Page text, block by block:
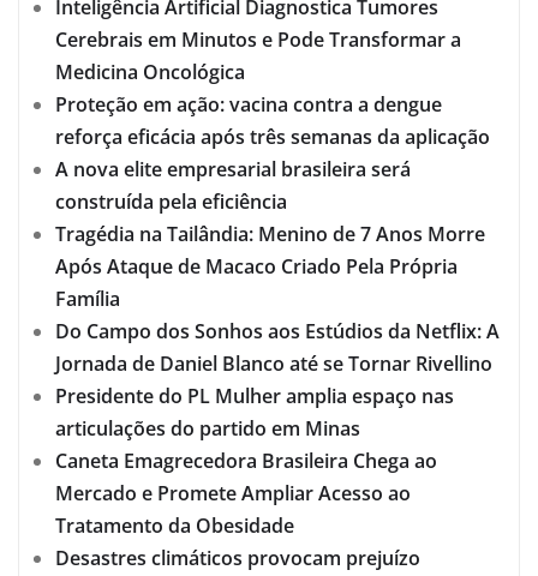
Inteligência Artificial Diagnostica Tumores
Cerebrais em Minutos e Pode Transformar a
Medicina Oncológica
Proteção em ação: vacina contra a dengue
reforça eficácia após três semanas da aplicação
A nova elite empresarial brasileira será
construída pela eficiência
Tragédia na Tailândia: Menino de 7 Anos Morre
Após Ataque de Macaco Criado Pela Própria
Família
Do Campo dos Sonhos aos Estúdios da Netflix: A
Jornada de Daniel Blanco até se Tornar Rivellino
Presidente do PL Mulher amplia espaço nas
articulações do partido em Minas
Caneta Emagrecedora Brasileira Chega ao
Mercado e Promete Ampliar Acesso ao
Tratamento da Obesidade
Desastres climáticos provocam prejuízo